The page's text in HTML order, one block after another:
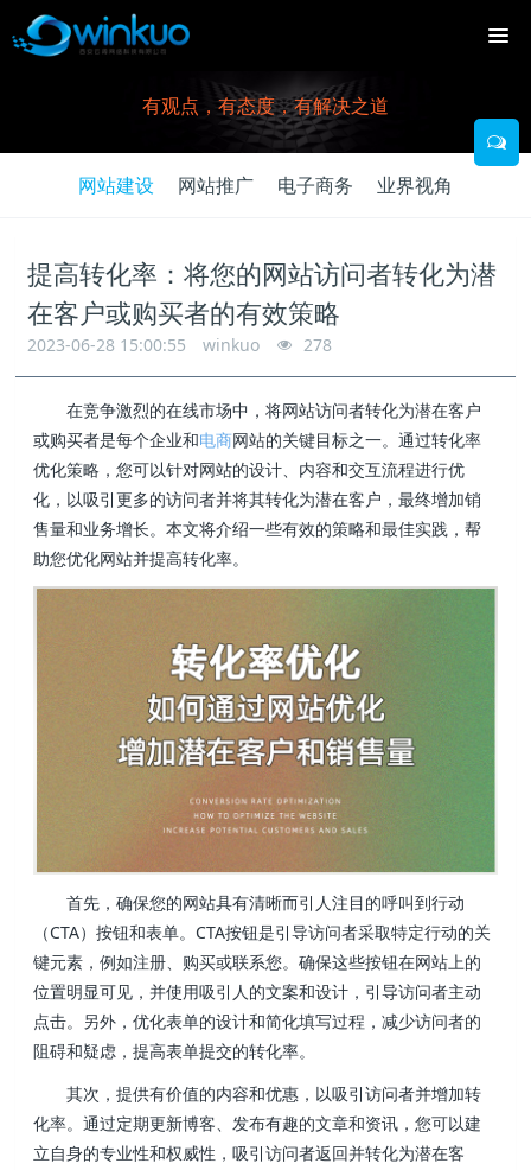
有观点，有态度，有解决之道
网站建设 网站推广 电子商务 业界视角
提高转化率：将您的网站访问者转化为潜
在客户或购买者的有效策略
2023-06-28 15:00:55 winkuo 278
在竞争激烈的在线市场中，将网站访问者转化为潜在客户
或购买者是每个企业和电商网站的关键目标之一。通过转化率
优化策略，您可以针对网站的设计、内容和交互流程进行优
化，以吸引更多的访问者并将其转化为潜在客户，最终增加销
售量和业务增长。本文将介绍一些有效的策略和最佳实践，帮
助您优化网站并提高转化率。
首先，确保您的网站具有清晰而引人注目的呼叫到行动
（CTA）按钮和表单。CTA按钮是引导访问者采取特定行动的关
键元素，例如注册、购买或联系您。确保这些按钮在网站上的
位置明显可见，并使用吸引人的文案和设计，引导访问者主动
点击。另外，优化表单的设计和简化填写过程，减少访问者的
阻碍和疑虑，提高表单提交的转化率。
其次，提供有价值的内容和优惠，以吸引访问者并增加转
化率。通过定期更新博客、发布有趣的文章和资讯，您可以建
立自身的专业性和权威性，吸引访问者返回并转化为潜在客